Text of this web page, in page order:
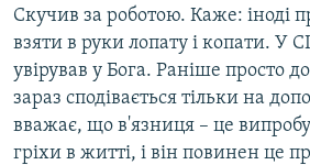
Скучив за роботою. Каже: іноді
взяти в руки лопату і копати. У
увірував у Бога. Раніше просто
зараз сподівається тільки на
вважає, що в'язниця – це
гріхи в житті, і він повинен це